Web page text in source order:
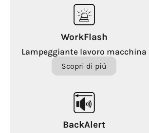
WorkFlash
Lampeggiante lavoro macchina
Scopri di più
BackAlert